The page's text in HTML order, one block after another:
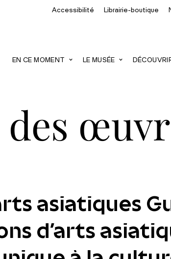
EN CE MOMENT LE MUSÉE
Accessibilité Librairie-boutique
asiatiques
d'arts